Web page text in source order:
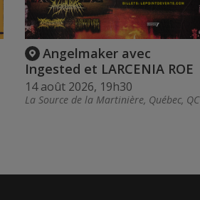
Angelmaker avec
Ingested et LARCENIA ROE
14 août 2026, 19h30
La Source de la Martinière, Québec, QC